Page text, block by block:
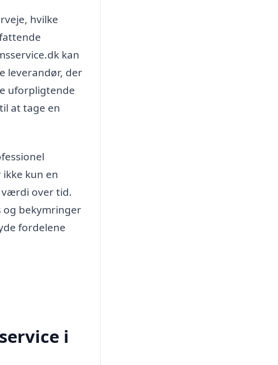
hvilke
kan
leverandør, der
uforpligtende
at tage en
kun en
værdi over tid.
og bekymringer
fordelene
i